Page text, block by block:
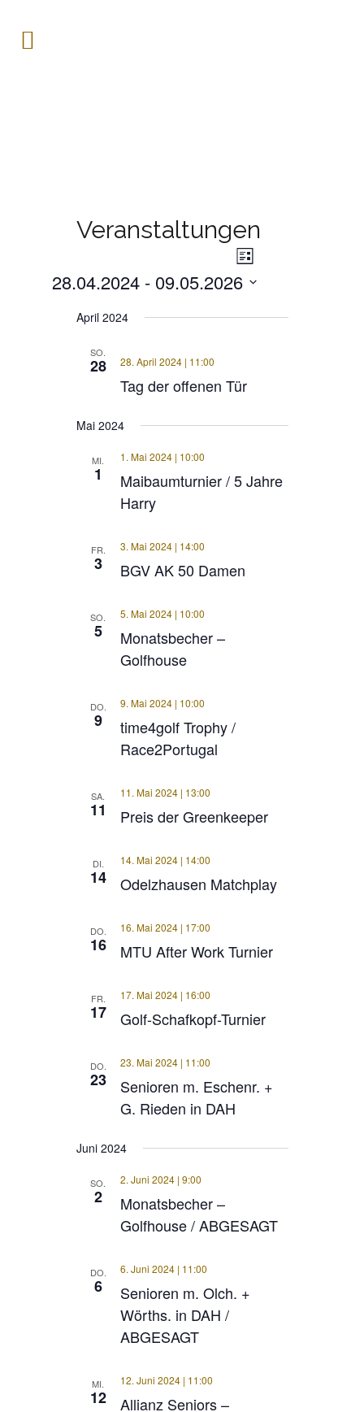
Veranstaltungen
Veranstaltung
Ansichten-
Navigation
Liste
28.04.2024 - 09.05.2026
wählen.
April 2024
SO.
28
Tag der offenen Tür
28. April 2024 | 11:00
Mai 2024
MI.
1
Maibaumturnier / 5 Jahre
Harry
1. Mai 2024 | 10:00
FR.
3 BGV AK 50 Damen
3. Mai 2024 | 14:00
SO.
5
Monatsbecher –
Golfhouse
5. Mai 2024 | 10:00
DO.
9
time4golf Trophy /
Race2Portugal
9. Mai 2024 | 10:00
SA.
11 Preis der Greenkeeper
11. Mai 2024 | 13:00
DI.
14 Odelzhausen Matchplay
14. Mai 2024 | 14:00
DO.
16 MTU After Work Turnier
16. Mai 2024 | 17:00
FR.
17 Golf-Schafkopf-Turnier
17. Mai 2024 | 16:00
DO.
23
Senioren m. Eschenr. +
G. Rieden in DAH
23. Mai 2024 | 11:00
Juni 2024
SO.
2
Monatsbecher –
Golfhouse / ABGESAGT
2. Juni 2024 | 9:00
DO.
6
Senioren m. Olch. +
Wörths. in DAH /
ABGESAGT
6. Juni 2024 | 11:00
MI.
12
Allianz Seniors –
12. Juni 2024 | 11:00